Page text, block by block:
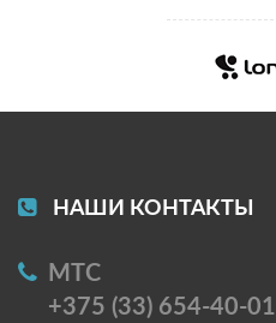
НАШИ КОНТАКТЫ
МТС
+375 (33) 654-40-01